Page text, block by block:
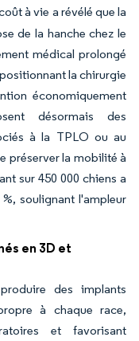
à vie a révélé que la
de la hanche chez le
médical prolongé
la chirurgie
économiquement
désormais des
à la TPLO ou au
préserver la mobilité à
sur 450 000 chiens a
soulignant l'ampleur
en 3D et
des implants
à chaque race,
et favorisant